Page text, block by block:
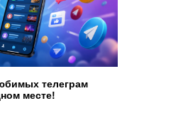
телеграм
месте!